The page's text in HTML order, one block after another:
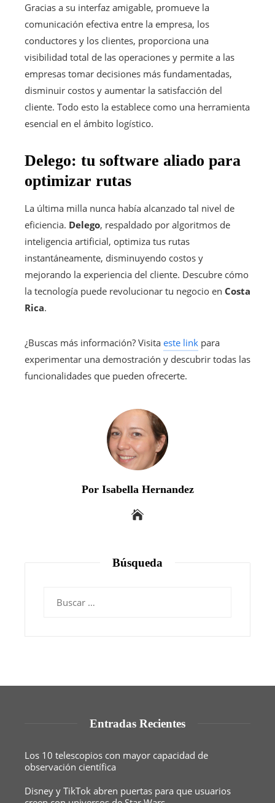
Gracias a su interfaz amigable, promueve la
comunicación efectiva entre la empresa, los
conductores y los clientes, proporciona una
visibilidad total de las operaciones y permite a las
empresas tomar decisiones más fundamentadas,
disminuir costos y aumentar la satisfacción del
cliente. Todo esto la establece como una herramienta
esencial en el ámbito logístico.
Delego: tu software aliado para
optimizar rutas
La última milla nunca había alcanzado tal nivel de
eficiencia. Delego, respaldado por algoritmos de
inteligencia artificial, optimiza tus rutas
instantáneamente, disminuyendo costos y
mejorando la experiencia del cliente. Descubre cómo
la tecnología puede revolucionar tu negocio en Costa
Rica.
¿Buscas más información? Visita este link para
experimentar una demostración y descubrir todas las
funcionalidades que pueden ofrecerte.
Por Isabella Hernandez
Búsqueda
Entradas Recientes
Los 10 telescopios con mayor capacidad de
observación científica
Disney y TikTok abren puertas para que usuarios